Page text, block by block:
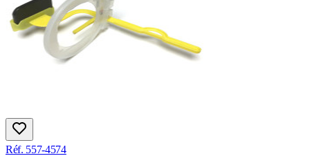
Réf. 557-4574